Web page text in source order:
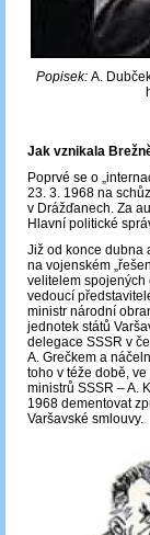
Popisek: A.
Jak vznikala
Poprvé se o
23. 3. 1968 na
v Drážďanech. Za
Hlavní politické
Již od konce dubna
na vojenském
velitelem spojených
vedoucí
ministr národní
jednotek států
delegace SSSR v
A. Grečkem a
toho v téže době,
ministrů SSSR – A.
1968 dementovat
Varšavské smlouvy.